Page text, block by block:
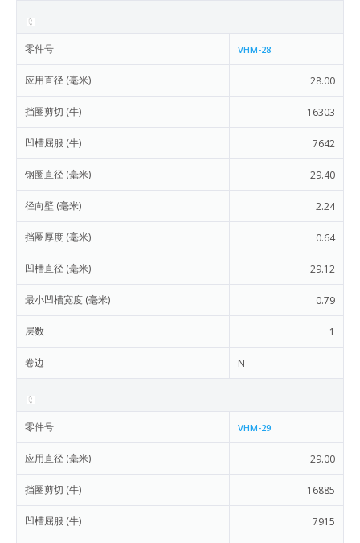
零件号 VHM-28
应用直径 (毫米) 28.00
挡圈剪切 (牛) 16303
凹槽屈服 (牛) 7642
钢圈直径 (毫米) 29.40
径向壁 (毫米) 2.24
挡圈厚度 (毫米) 0.64
凹槽直径 (毫米) 29.12
最小凹槽宽度 (毫米) 0.79
层数 1
卷边 N
零件号 VHM-29
应用直径 (毫米) 29.00
挡圈剪切 (牛) 16885
凹槽屈服 (牛) 7915